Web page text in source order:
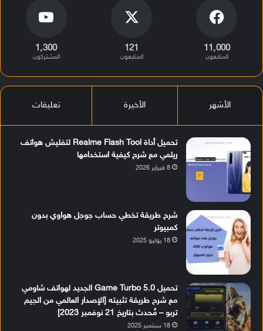
11٬000
المتابعون
121
المتابعون
1٬300
المشتركون
الأشهر الأخيرة تعليقات
تحميل أداة Realme Flash Tool لتفليش هواتف
ريلمي مع شرح كيفية استخدامها
8 فبراير 2026
شرح طريقة تخطي حساب جوجل هواوي بدون
كمبيوتر
18 يوليو 2025
تحميل Game Turbo 5.0 الجديد لهواتف شاومي
مع شرح طريقة تثبيته [الإصدار العالمي من الجيم
تربو – مُحدث بتاريخ 21 نوفمبر 2023]
18 سبتمبر 2025